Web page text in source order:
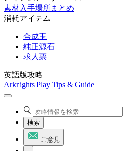
素材入手場所まとめ
消耗アイテム
合成玉
純正源石
求人票
英語版攻略
Arknights Play Tips & Guide
検索
ご意見